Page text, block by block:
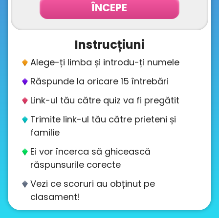
Contact
ÎNCEPE
Instrucțiuni
Alege-ți limba și introdu-ți numele
Răspunde la oricare 15 întrebări
Link-ul tău către quiz va fi pregătit
Trimite link-ul tău către prieteni și
familie
Ei vor încerca să ghicească
răspunsurile corecte
Vezi ce scoruri au obținut pe
clasament!